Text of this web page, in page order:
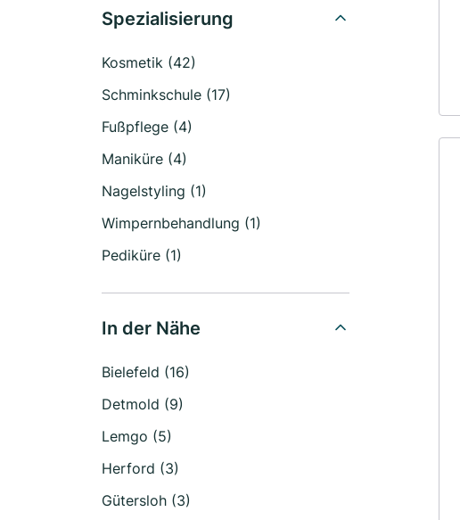
Spezialisierung
Kosmetik (42)
Schminkschule (17)
Fußpflege (4)
Maniküre (4)
Nagelstyling (1)
Wimpernbehandlung (1)
Pediküre (1)
In der Nähe
Bielefeld (16)
Detmold (9)
Lemgo (5)
Herford (3)
Gütersloh (3)